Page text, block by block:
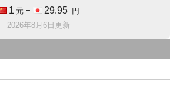
1 元 = 29.95
円
2026年8月6日更新